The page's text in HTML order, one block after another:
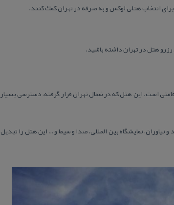
انتخاب هتلی لوكس و به صرفه در تهران كمك كنند.
هتل در تهران داشته باشید.
و غربی، در مجموع دارای ۲۰ طبقه و ۵۵۲ واحد اقامتی است. این هتل كه در شمال تهران قرار گرفته، دسترسی بسیار
نمایشگاه بین المللی، صدا و سیما و … این هتل را تبدیل